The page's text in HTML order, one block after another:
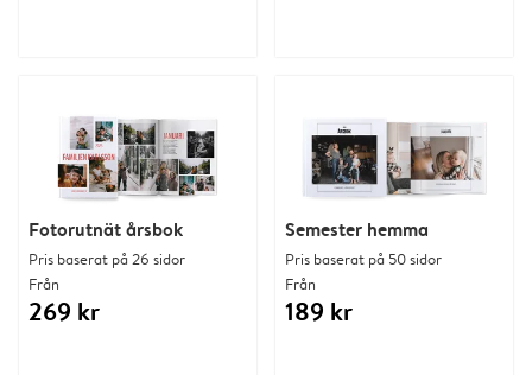
Fotorutnät årsbok
Pris baserat på 26 sidor
Från
269 kr
Semester hemma
Pris baserat på 50 sidor
Från
189 kr